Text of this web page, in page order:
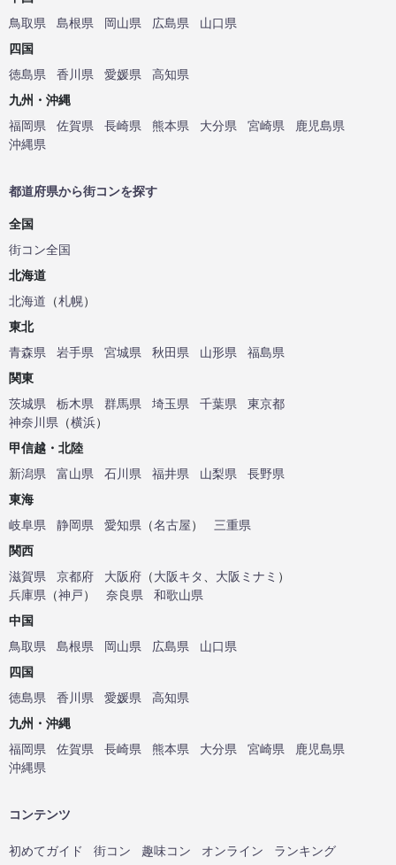
鳥取県
島根県 岡山県 広島県
山口県
四国
徳島県
香川県 愛媛県
高知県
九州・沖縄
福岡県
佐賀県 長崎県 熊本県 大分県 宮崎県
鹿児島県
沖縄県
都道府県から街コンを探す
全国
街コン全国
北海道
北海道 （札幌）
東北
青森県
岩手県 宮城県 秋田県 山形県
福島県
関東
茨城県
栃木県 群馬県 埼玉県 千葉県
東京都
神奈川県 （横浜）
甲信越・北陸
新潟県
富山県 石川県 福井県 山梨県
長野県
東海
岐阜県
静岡県 愛知県 （名古屋）
三重県
関西
滋賀県
京都府 大阪府 （大阪キタ 大阪ミナミ ）
兵庫県 （神戸） 奈良県
和歌山県
中国
鳥取県
島根県 岡山県 広島県
山口県
四国
徳島県
香川県 愛媛県
高知県
九州・沖縄
福岡県
佐賀県 長崎県 熊本県 大分県 宮崎県
鹿児島県
沖縄県
コンテンツ
初めてガイド 街コン 趣味コン オンライン ランキング